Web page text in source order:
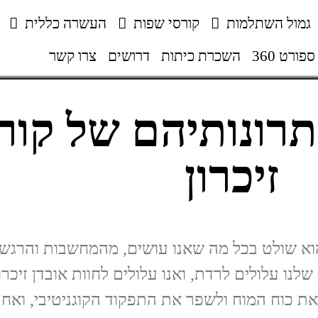
גמול השתלמות קורסי שפות
העשרה כללית
ספורט 360
השכרת כיתות דרושים צרו קשר
של
זיכרון
שולט בכל מה שאנו עושים, מהמחשבות
עלולים לרדת, ואנו עלולים לחוות אובדן
כוח המוח ולשפר את התפקוד הקוגניטיבי,